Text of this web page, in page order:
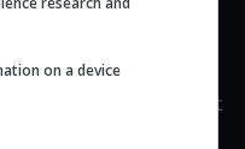
usare la
per fare uno
o “Ctrl + Shift
on a device